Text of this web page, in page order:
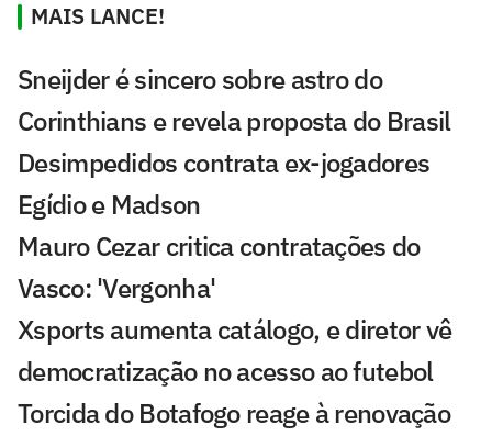
MAIS LANCE!
Sneijder é sincero sobre astro do
Corinthians e revela proposta do Brasil
Desimpedidos contrata ex-jogadores
Egídio e Madson
Mauro Cezar critica contratações do
Vasco: 'Vergonha'
Xsports aumenta catálogo, e diretor vê
democratização no acesso ao futebol
Torcida do Botafogo reage à renovação